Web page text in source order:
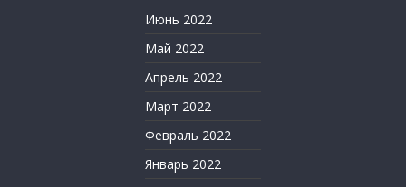
Июнь 2022
Май 2022
Апрель 2022
Март 2022
Февраль 2022
Январь 2022